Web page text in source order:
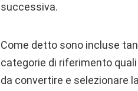
successiva.
Come detto sono incluse
categorie di riferimento
da convertire e selezionare